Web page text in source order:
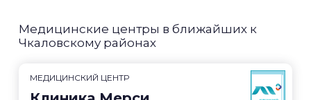
Медицинские центры в ближайших к
Чкаловскому районах
МЕДИЦИНСКИЙ ЦЕНТР